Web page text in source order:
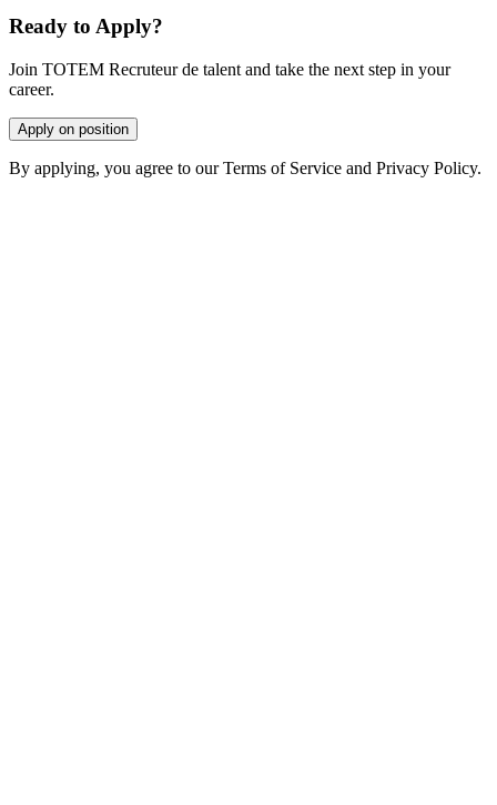
Ready to Apply?
Join TOTEM Recruteur de talent and take the next step in your
career.
Apply on position
By applying, you agree to our Terms of Service and Privacy Policy.